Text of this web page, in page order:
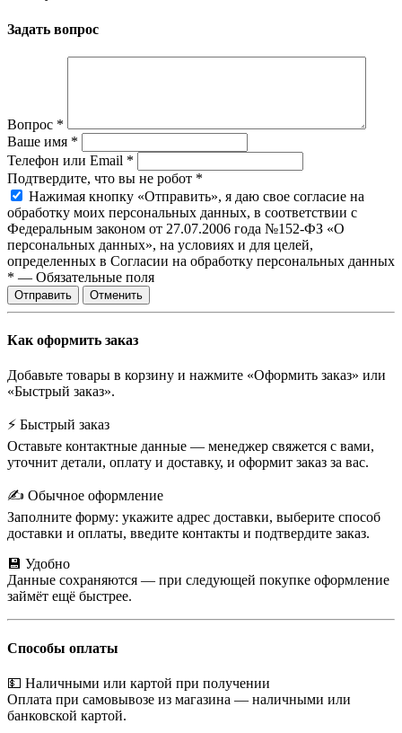
Задать вопрос
Вопрос *
Ваше имя *
Телефон или Email *
Подтвердите, что вы не робот *
Нажимая кнопку «Отправить», я даю свое согласие на
обработку моих персональных данных, в соответствии с
Федеральным законом от 27.07.2006 года №152-ФЗ «О
персональных данных», на условиях и для целей,
определенных в Согласии на обработку персональных данных
* — Обязательные поля
Отправить Отменить
Как оформить заказ
Добавьте товары в корзину и нажмите «Оформить заказ» или
«Быстрый заказ».
⚡ Быстрый заказ
Оставьте контактные данные — менеджер свяжется с вами,
уточнит детали, оплату и доставку, и оформит заказ за вас.
✍️ Обычное оформление
Заполните форму: укажите адрес доставки, выберите способ
доставки и оплаты, введите контакты и подтвердите заказ.
💾 Удобно
Данные сохраняются — при следующей покупке оформление
займёт ещё быстрее.
Способы оплаты
💵 Наличными или картой при получении
Оплата при самовывозе из магазина — наличными или
банковской картой.